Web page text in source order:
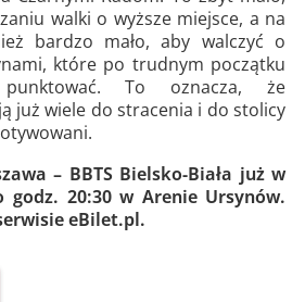
walki o wyższe miejsce, a na
bardzo mało, aby walczyć o
które po trudnym początku
punktować. To oznacza, że
już wiele do stracenia i do stolicy
– BBTS Bielsko-Biała już w
20:30 w Arenie Ursynów.
eBilet.pl.